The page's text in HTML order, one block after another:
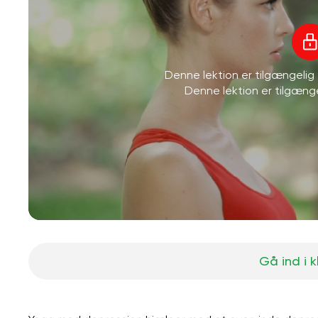
Denne lektion er tilgængelig
Denne lektion er
Gå ind i